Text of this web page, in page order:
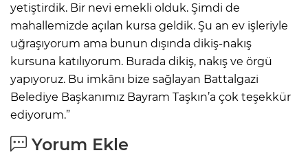
yetiştirdik. Bir nevi emekli olduk. Şimdi de
mahallemizde açılan kursa geldik. Şu an ev işleriyle
uğraşıyorum ama bunun dışında dikiş-nakış
kursuna katılıyorum. Burada dikiş, nakış ve örgü
yapıyoruz. Bu imkânı bize sağlayan Battalgazi
Belediye Başkanımız Bayram Taşkın’a çok teşekkür
ediyorum.”
Yorum Ekle